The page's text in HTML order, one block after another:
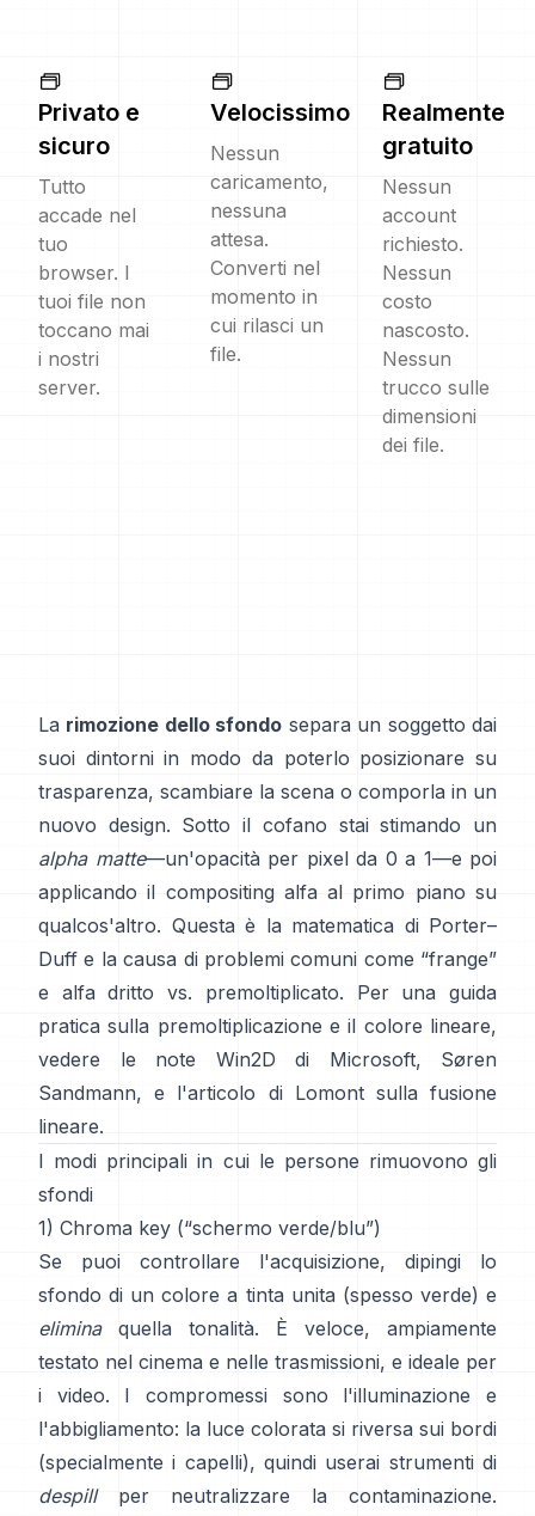
Privato e
sicuro
Tutto
accade nel
tuo
browser. I
tuoi file non
toccano mai
i nostri
server.
Velocissimo
Nessun
caricamento,
nessuna
attesa.
Converti nel
momento in
cui rilasci un
file.
Realmente
gratuito
Nessun
account
richiesto.
Nessun
costo
nascosto.
Nessun
trucco sulle
dimensioni
dei file.
La rimozione dello sfondo separa un soggetto dai
suoi dintorni in modo da poterlo posizionare su
trasparenza, scambiare la scena o comporla in un
nuovo design. Sotto il cofano stai stimando un
alpha matte—un'opacità per pixel da 0 a 1—e poi
applicando il compositing alfa al primo piano su
qualcos'altro. Questa è la matematica di Porter–
Duff e la causa di problemi comuni come “frange”
e alfa dritto vs. premoltiplicato. Per una guida
pratica sulla premoltiplicazione e il colore lineare,
vedere
le note Win2D di Microsoft,
Søren
Sandmann, e l'articolo di Lomont sulla fusione
lineare.
I modi principali in cui le persone rimuovono gli
sfondi
1) Chroma key (“schermo verde/blu”)
Se puoi controllare l'acquisizione, dipingi lo
sfondo di un colore a tinta unita (spesso verde) e
eliminaquella tonalità. È veloce, ampiamente
testato nel cinema e nelle trasmissioni, e ideale per
i video. I compromessi sono l'illuminazione e
l'abbigliamento: la luce colorata si riversa sui bordi
(specialmente i capelli), quindi userai strumenti di
despillper neutralizzare la contaminazione.